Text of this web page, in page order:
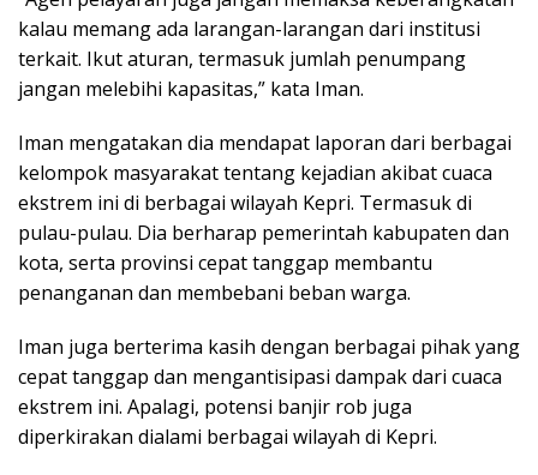
kalau memang ada larangan-larangan dari institusi
terkait. Ikut aturan, termasuk jumlah penumpang
jangan melebihi kapasitas,” kata Iman.
Iman mengatakan dia mendapat laporan dari berbagai
kelompok masyarakat tentang kejadian akibat cuaca
ekstrem ini di berbagai wilayah Kepri. Termasuk di
pulau-pulau. Dia berharap pemerintah kabupaten dan
kota, serta provinsi cepat tanggap membantu
penanganan dan membebani beban warga.
Iman juga berterima kasih dengan berbagai pihak yang
cepat tanggap dan mengantisipasi dampak dari cuaca
ekstrem ini. Apalagi, potensi banjir rob juga
diperkirakan dialami berbagai wilayah di Kepri.